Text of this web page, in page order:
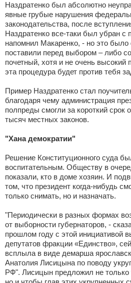
Наздратенко был абсолютно
явные грубые нарушения
законодательства, после
Наздратенко все-таки был убран с
напомнил Макаренко, - но это было
поставили перед выбором – либо
почетный, хотя и не очень высокий
эта процедура будет против тебя
Пример Наздратенко стал
благодаря чему администрация
полпреды смогли за короткий срок
тысяч местных законов.
"Хана демократии"
Решение Конституционного суда
воспитательным. Обществу в
показали, кто в доме хозяин. И
том, что президент когда-нибудь
только снимать, но и назначать.
"Периодически в разных формах
от выборности губернаторов, -
прошлом году с этой инициативой
депутатов фракции «Единство»,
всплыла в виде демарша
Анатолия Лисицына по поводу
РФ". Лисицын предложил не только